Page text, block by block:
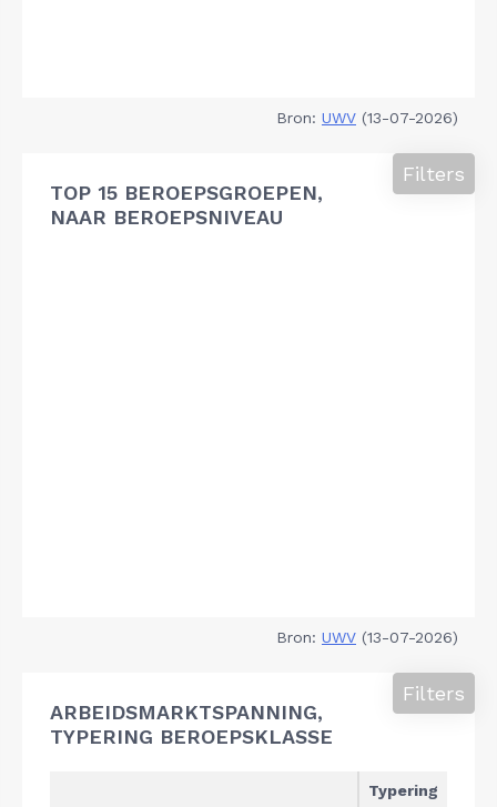
Bron: UWV (13-07-2026)
TOP 15 BEROEPSGROEPEN,
NAAR BEROEPSNIVEAU
Filters
Bron: UWV (13-07-2026)
ARBEIDSMARKTSPANNING,
TYPERING BEROEPSKLASSE
Filters